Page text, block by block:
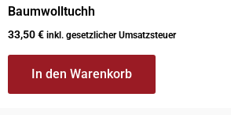
Baumwolltuchh
33,50€ inkl. gesetzlicher Umsatzsteuer
In den Warenkorb